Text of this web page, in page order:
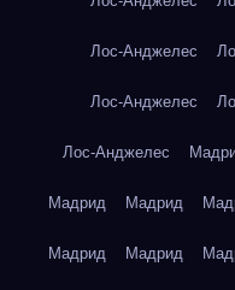
Лос-Анджелес
Лос-Анджелес
Лос-Анджелес
Мадрид Мадрид
Мадрид Мадрид